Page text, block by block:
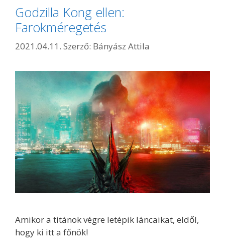
Godzilla Kong ellen:
Farokméregetés
2021.04.11. Szerző: Bányász Attila
Amikor a titánok végre letépik láncaikat, eldől,
hogy ki itt a főnök!